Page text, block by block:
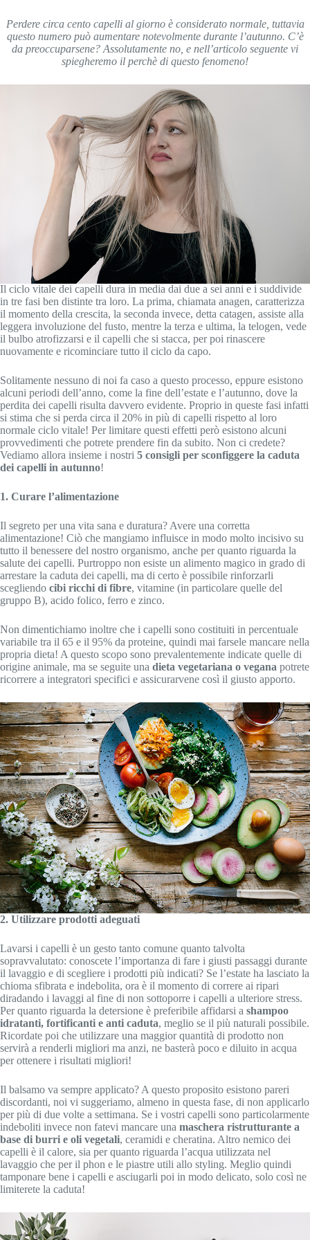
Perdere circa cento capelli al giorno è considerato normale, tuttavia
questo numero può aumentare notevolmente durante l’autunno. C’è
da preoccuparsene? Assolutamente no, e nell’articolo seguente vi
spiegheremo il perchè di questo fenomeno!
Il ciclo vitale dei capelli dura in media dai due a sei anni e i suddivide
in tre fasi ben distinte tra loro. La prima, chiamata anagen, caratterizza
il momento della crescita, la seconda invece, detta catagen, assiste alla
leggera involuzione del fusto, mentre la terza e ultima, la telogen, vede
il bulbo atrofizzarsi e il capelli che si stacca, per poi rinascere
nuovamente e ricominciare tutto il ciclo da capo.
Solitamente nessuno di noi fa caso a questo processo, eppure esistono
alcuni periodi dell’anno, come la fine dell’estate e l’autunno, dove la
perdita dei capelli risulta davvero evidente. Proprio in queste fasi infatti
si stima che si perda circa il 20% in più di capelli rispetto al loro
normale ciclo vitale! Per limitare questi effetti però esistono alcuni
provvedimenti che potrete prendere fin da subito. Non ci credete?
Vediamo allora insieme i nostri 5 consigli per sconfiggere la caduta
dei capelli in autunno!
1. Curare l’alimentazione
Il segreto per una vita sana e duratura? Avere una corretta
alimentazione! Ciò che mangiamo influisce in modo molto incisivo su
tutto il benessere del nostro organismo, anche per quanto riguarda la
salute dei capelli. Purtroppo non esiste un alimento magico in grado di
arrestare la caduta dei capelli, ma di certo è possibile rinforzarli
scegliendo cibi ricchi di fibre, vitamine (in particolare quelle del
gruppo B), acido folico, ferro e zinco.
Non dimentichiamo inoltre che i capelli sono costituiti in percentuale
variabile tra il 65 e il 95% da proteine, quindi mai farsele mancare nella
propria dieta! A questo scopo sono prevalentemente indicate quelle di
origine animale, ma se seguite una dieta vegetariana o vegana potrete
ricorrere a integratori specifici e assicurarvene così il giusto apporto.
2. Utilizzare prodotti adeguati
Lavarsi i capelli è un gesto tanto comune quanto talvolta
sopravvalutato: conoscete l’importanza di fare i giusti passaggi durante
il lavaggio e di scegliere i prodotti più indicati? Se l’estate ha lasciato la
chioma sfibrata e indebolita, ora è il momento di correre ai ripari
diradando i lavaggi al fine di non sottoporre i capelli a ulteriore stress.
Per quanto riguarda la detersione è preferibile affidarsi a shampoo
idratanti, fortificanti e anti caduta, meglio se il più naturali possibile.
Ricordate poi che utilizzare una maggior quantità di prodotto non
servirà a renderli migliori ma anzi, ne basterà poco e diluito in acqua
per ottenere i risultati migliori!
Il balsamo va sempre applicato? A questo proposito esistono pareri
discordanti, noi vi suggeriamo, almeno in questa fase, di non applicarlo
per più di due volte a settimana. Se i vostri capelli sono particolarmente
indeboliti invece non fatevi mancare una maschera ristrutturante a
base di burri e oli vegetali, ceramidi e cheratina. Altro nemico dei
capelli è il calore, sia per quanto riguarda l’acqua utilizzata nel
lavaggio che per il phon e le piastre utili allo styling. Meglio quindi
tamponare bene i capelli e asciugarli poi in modo delicato, solo così ne
limiterete la caduta!